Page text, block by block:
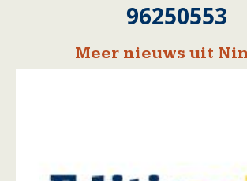
96250553
Meer nieuws uit